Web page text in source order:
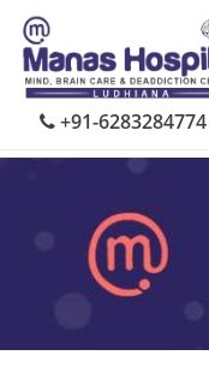
Skip
content
+91-6283284774